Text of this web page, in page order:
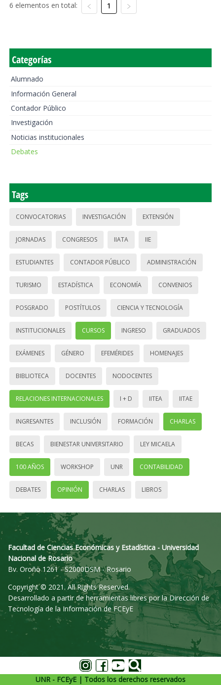
6 elementos en total: 1
Categorías
Alumnado
Información General
Contador Público
Investigación
Noticias institucionales
Debates
Tags
CONVOCATORIAS INVESTIGACIÓN EXTENSIÓN
JORNADAS CONGRESOS IIATA IIE
ESTUDIANTES CONTADOR PÚBLICO ADMINISTRACIÓN
TURISMO ESTADÍSTICA ECONOMÍA CONVENIOS
POSGRADO POSTÍTULOS CIENCIA Y TECNOLOGÍA
INSTITUCIONALES CURSOS INGRESO GRADUADOS
EXÁMENES GÉNERO EFEMÉRIDES HOMENAJES
BIBLIOTECA DOCENTES NODOCENTES
RELACIONES INTERNACIONALES I + D IITEA IITAE
INGRESANTES INCLUSIÓN FORMACIÓN CHARLAS
BECAS BIENESTAR UNIVERSITARIO LEY MICAELA
100 AÑOS WORKSHOP UNR CONTABILIDAD
DEBATES OPINIÓN CHARLAS LIBROS
Facultad de Ciencias Económicas y Estadística - Universidad
Nacional de Rosario
Bv. Oroño 1261 - S2000DSM - Rosario
Copyright © 2021. All Rights Reserved.
Desarrollado a partir de herramientas libres por la Dirección de
Tecnología de la Información de FCEyE
UNR - FCEyE | Todos los derechos reservados